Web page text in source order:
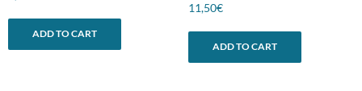
ADD TO CART
11,50€
ADD TO CART